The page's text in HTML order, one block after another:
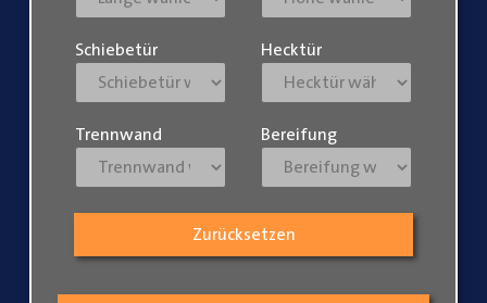
Schiebetür Hecktür
Trennwand Bereifung
Zurücksetzen